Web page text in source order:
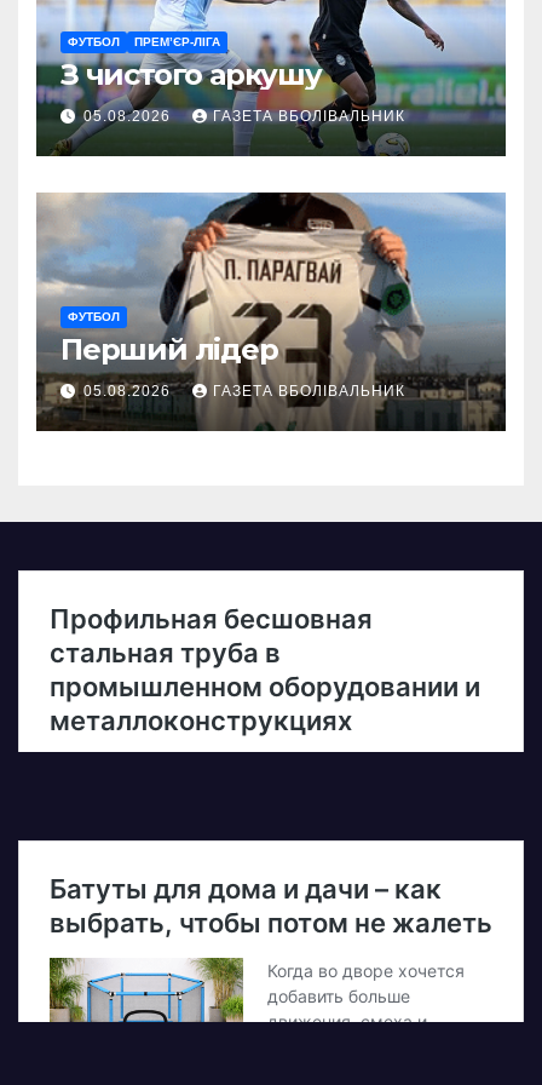
ФУТБОЛ ПРЕМ’ЄР-ЛІГА
З чистого аркушу
05.08.2026 ГАЗЕТА ВБОЛІВАЛЬНИК
ФУТБОЛ
Перший лідер
05.08.2026 ГАЗЕТА ВБОЛІВАЛЬНИК